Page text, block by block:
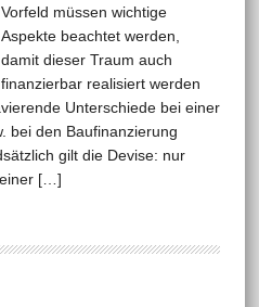
Vorfeld müssen wichtige
Aspekte beachtet werden,
damit dieser Traum auch
finanzierbar realisiert werden
Unterschiede bei einer
bei den Baufinanzierung
gilt die Devise: nur
[…]